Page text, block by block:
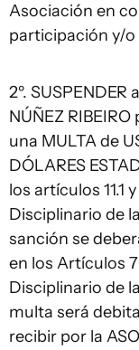
Asociación en
participación y/
2º.
NÚÑEZ
una MULTA de
DÓLARES
los artículos 11.1
Disciplinario de
sanción se
en los Artículos
Disciplinario de
multa será
recibir por la